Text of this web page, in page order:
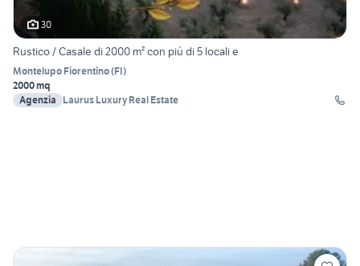
30
Rustico / Casale di 2000 m² con più di 5 locali e
Montelupo Fiorentino(FI)
2000 mq
Agenzia
Laurus Luxury Real Estate